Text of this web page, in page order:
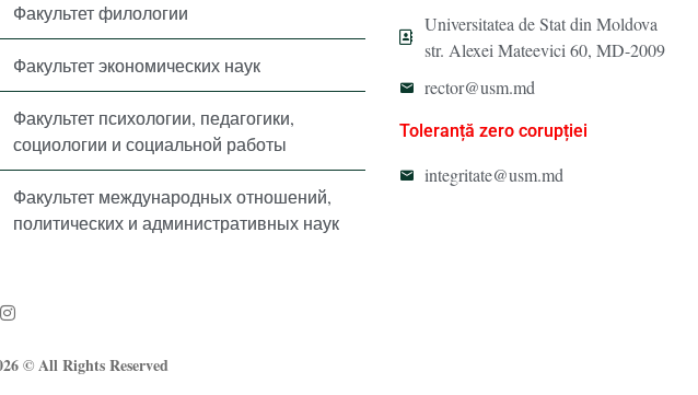
Факультет филологии
Факультет экономических наук
Факультет психологии, педагогики,
социологии и социальной работы
Факультет международных отношений,
политических и административных наук
Universitatea de Stat din Moldova
str. Alexei Mateevici 60, MD-2009
rector@usm.md
Toleranță zero corupției
integritate@usm.md
© All Rights Reserved